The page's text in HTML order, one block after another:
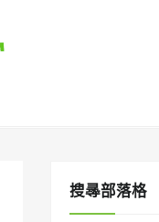
搜㝷部落格